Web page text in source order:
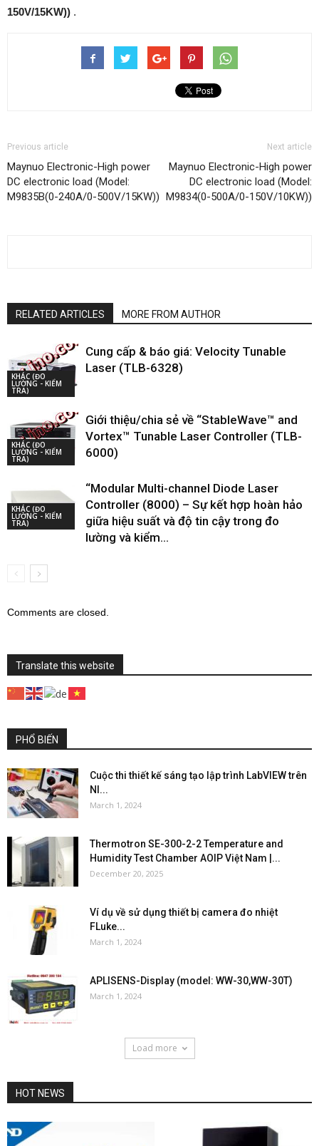
150V/15KW)) .
Previous article
Maynuo Electronic-High power
DC electronic load (Model:
M9835B(0-240A/0-500V/15KW))
Next article
Maynuo Electronic-High power
DC electronic load (Model:
M9834(0-500A/0-150V/10KW))
RELATED ARTICLES MORE FROM AUTHOR
KHÁC (ĐO
LƯỜNG - KIỂM
TRA)
Cung cấp & báo giá: Velocity Tunable
Laser (TLB-6328)
KHÁC (ĐO
LƯỜNG - KIỂM
TRA)
Giới thiệu/chia sẻ về “StableWave™ and
Vortex™ Tunable Laser Controller (TLB-
6000)
KHÁC (ĐO
LƯỜNG - KIỂM
TRA)
“Modular Multi-channel Diode Laser
Controller (8000) – Sự kết hợp hoàn hảo
giữa hiệu suất và độ tin cậy trong đo
lường và kiểm...
Comments are closed.
Translate this website
PHỔ BIẾN
Cuộc thi thiết kế sáng tạo lập trình LabVIEW trên
NI...
March 1, 2024
Thermotron SE-300-2-2 Temperature and
Humidity Test Chamber AOIP Việt Nam |...
December 20, 2025
Ví dụ về sử dụng thiết bị camera đo nhiệt
FLuke...
March 1, 2024
APLISENS-Display (model: WW-30,WW-30T)
March 1, 2024
Load more
HOT NEWS